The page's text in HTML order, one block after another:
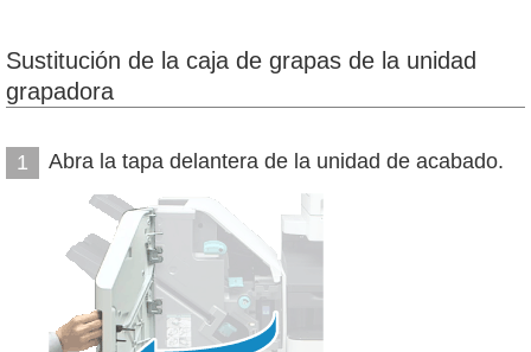
Sustitución de la caja de grapas de la unidad
grapadora
1 Abra la tapa delantera de la unidad de acabado.